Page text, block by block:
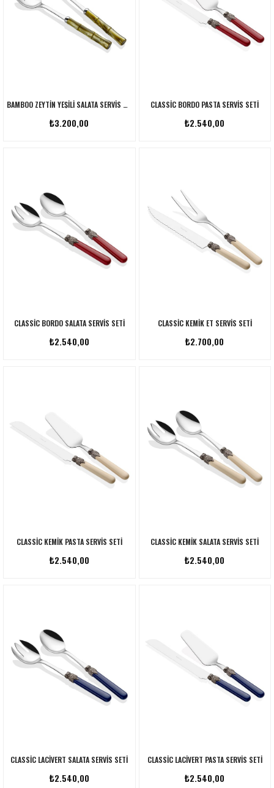
BAMBOO ZEYTIN YEŞILI SALATA SERVIS SETI
₺3.200,00
CLASSIC BORDO PASTA SERVIS SETI
₺2.540,00
CLASSIC BORDO SALATA SERVIS SETI
₺2.540,00
CLASSIC KEMIK ET SERVIS SETI
₺2.700,00
CLASSIC KEMIK PASTA SERVIS SETI
₺2.540,00
CLASSIC KEMIK SALATA SERVIS SETI
₺2.540,00
CLASSIC LACIVERT SALATA SERVIS SETI
₺2.540,00
CLASSIC LACIVERT PASTA SERVIS SETI
₺2.540,00